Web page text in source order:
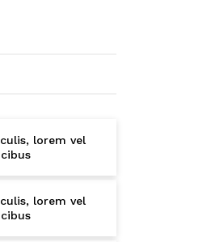
lorem vel
lorem vel